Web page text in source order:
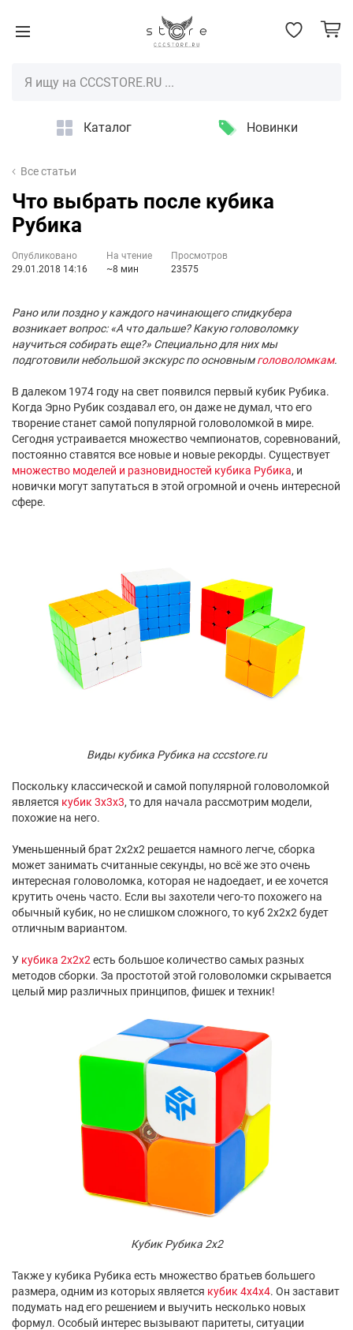
Каталог Новинки
Все статьи
Что выбрать после кубика
Рубика
Опубликовано
29.01.2018 14:16
На чтение
~8 мин
Просмотров
23575
Рано или поздно у каждого начинающего спидкубера
возникает вопрос: «А что дальше? Какую головоломку
научиться собирать еще?» Специально для них мы
подготовили небольшой экскурс по основнымголоволомкам.
В далеком 1974 году на свет появился первый кубик Рубика.
Когда Эрно Рубик создавал его, он даже не думал, что его
творение станет самой популярной головоломкой в мире.
Сегодня устраивается множество чемпионатов, соревнований,
постоянно ставятся все новые и новые рекорды. Существует
множество моделей и разновидностей кубика Рубика, и
новички могут запутаться в этой огромной и очень интересной
сфере.
Виды кубика Рубика на cccstore.ru
Поскольку классической и самой популярной головоломкой
является кубик 3x3x3, то для начала рассмотрим модели,
похожие на него.
Уменьшенный брат 2x2x2 решается намного легче, сборка
может занимать считанные секунды, но всё же это очень
интересная головоломка, которая не надоедает, и ее хочется
крутить очень часто. Если вы захотели чего-то похожего на
обычный кубик, но не слишком сложного, то куб 2x2x2 будет
отличным вариантом.
У кубика 2x2x2 есть большое количество самых разных
методов сборки. За простотой этой головоломки скрывается
целый мир различных принципов, фишек и техник!
Кубик Рубика 2x2
Также у кубика Рубика есть множество братьев большего
размера, одним из которых является кубик 4x4x4. Он заставит
подумать над его решением и выучить несколько новых
формул. Особый интерес вызывают паритеты, ситуации